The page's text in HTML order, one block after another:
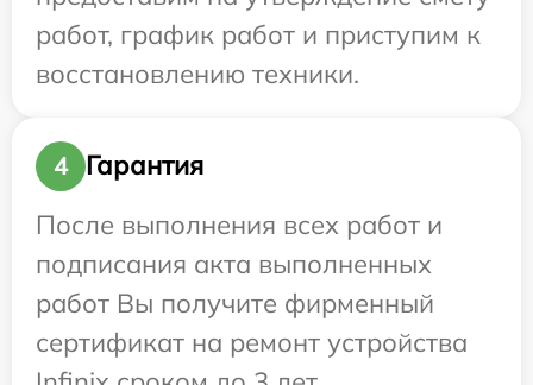
работ, график работ и приступим к
восстановлению техники.
4
Гарантия
После выполнения всех работ и
подписания акта выполненных
работ Вы получите фирменный
сертификат на ремонт устройства